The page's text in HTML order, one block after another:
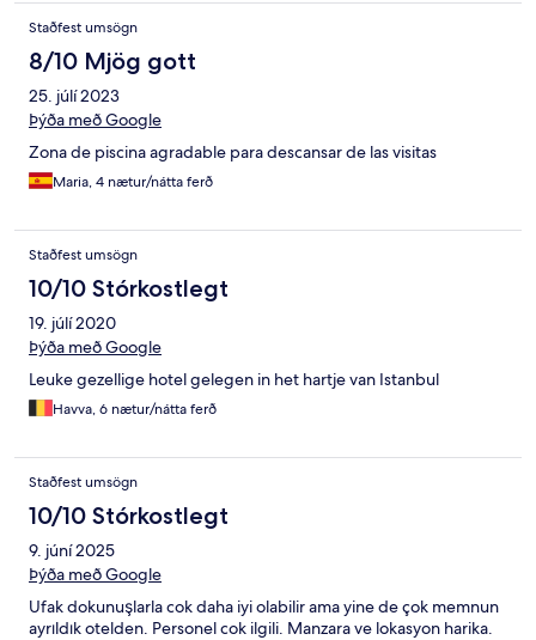
Staðfest umsögn
8/10 Mjög gott
25. júlí 2023
Þýða með Google
Zona de piscina agradable para descansar de las visitas
Maria, 4 nætur/nátta ferð
Staðfest umsögn
10/10 Stórkostlegt
19. júlí 2020
Þýða með Google
Leuke gezellige hotel gelegen in het hartje van Istanbul
Havva, 6 nætur/nátta ferð
Staðfest umsögn
10/10 Stórkostlegt
9. júní 2025
Þýða með Google
Ufak dokunuşlarla cok daha iyi olabilir ama yine de çok memnun
ayrıldık otelden. Personel cok ilgili. Manzara ve lokasyon harika.